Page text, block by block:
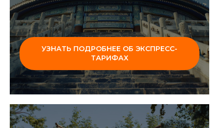
УЗНАТЬ ПОДРОБНЕЕ ОБ ЭКСПРЕСС-
ТАРИФАХ